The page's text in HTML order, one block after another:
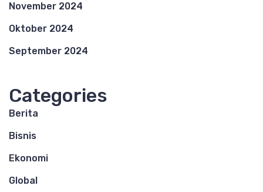
November 2024
Oktober 2024
September 2024
Categories
Berita
Bisnis
Ekonomi
Global